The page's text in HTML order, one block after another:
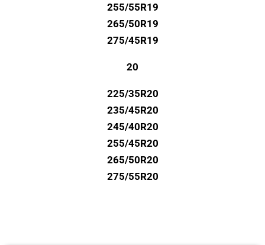
255/55R19
265/50R19
275/45R19
20
225/35R20
235/45R20
245/40R20
255/45R20
265/50R20
275/55R20